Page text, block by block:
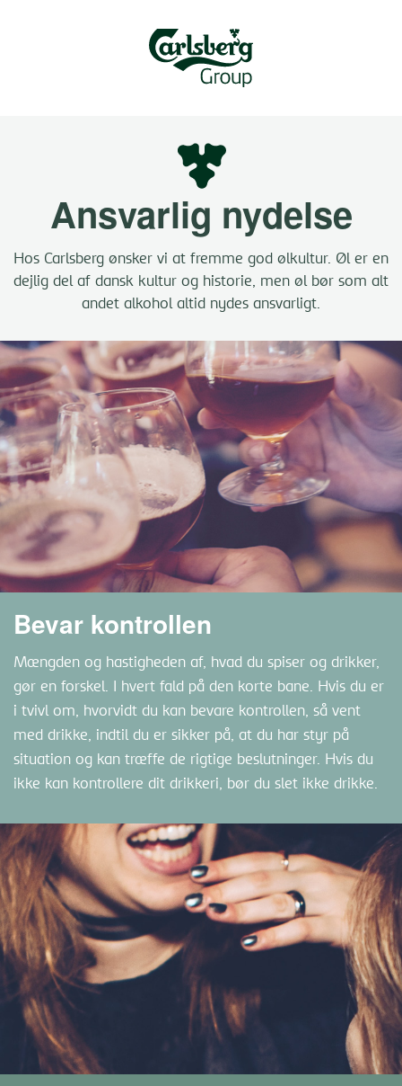
Ansvarlig nydelse
Hos Carlsberg ønsker vi at fremme god ølkultur. Øl er en
dejlig del af dansk kultur og historie, men øl bør som alt
andet alkohol altid nydes ansvarligt.
Bevar kontrollen
Mængden og hastigheden af, hvad du spiser og drikker,
gør en forskel. I hvert fald på den korte bane. Hvis du er
i tvivl om, hvorvidt du kan bevare kontrollen, så vent
med drikke, indtil du er sikker på, at du har styr på
situation og kan træffe de rigtige beslutninger. Hvis du
ikke kan kontrollere dit drikkeri, bør du slet ikke drikke.